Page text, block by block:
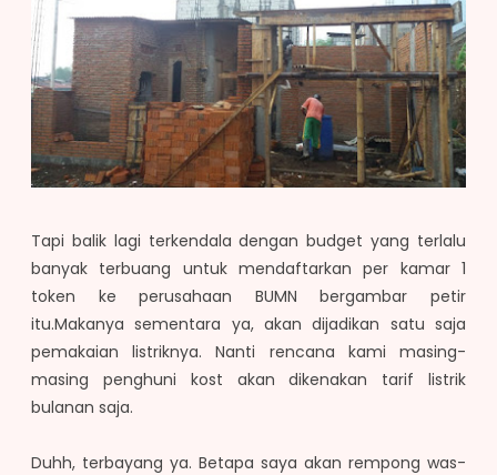
Tapi balik lagi terkendala dengan budget yang terlalu
banyak terbuang untuk mendaftarkan per kamar 1
token ke perusahaan BUMN bergambar petir
itu.Makanya sementara ya, akan dijadikan satu saja
pemakaian listriknya. Nanti rencana kami masing-
masing penghuni kost akan dikenakan tarif listrik
bulanan saja.
Duhh, terbayang ya. Betapa saya akan rempong was-